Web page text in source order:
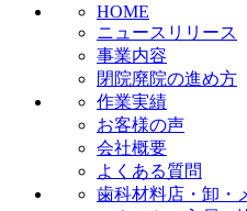
HOME
ニュースリリース
事業内容
閉院廃院の進め方
作業実績
お客様の声
会社概要
よくある質問
歯科材料店・卸・